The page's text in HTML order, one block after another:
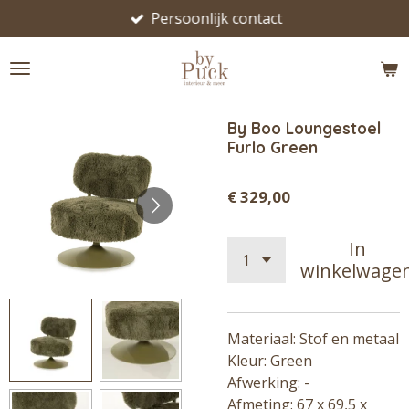
direct
naar
Persoonlijk contact
By Boo Loungestoel
Furlo Green
€ 329,00
In
Materiaal: Stof en metaal
Kleur: Green
Afwerking: -
Afmeting: 67 x 69,5 x